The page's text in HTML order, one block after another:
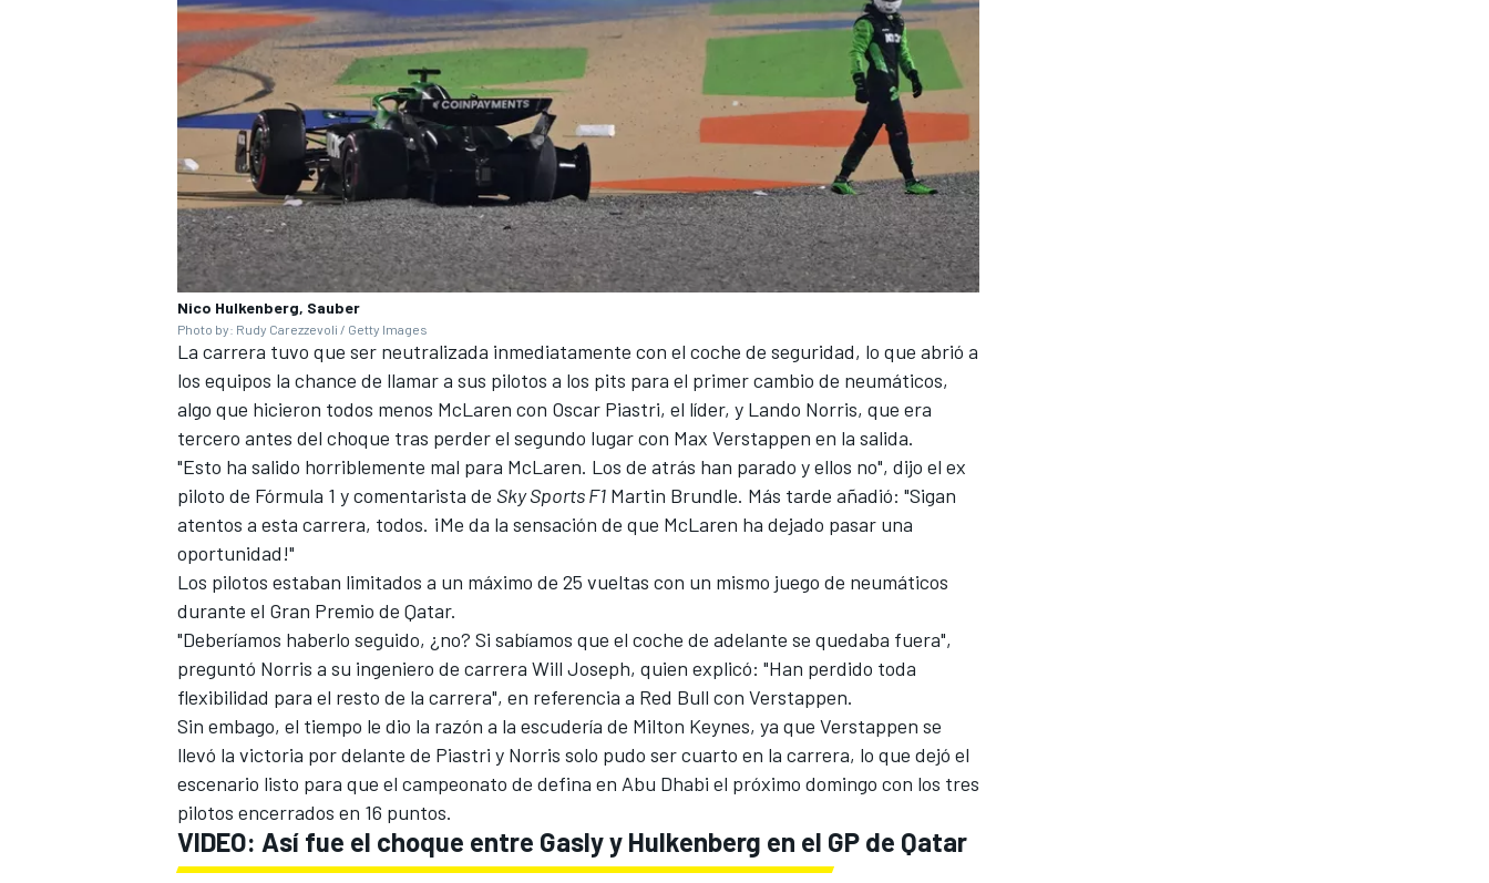
Nico Hulkenberg, Sauber
Photo by: Rudy Carezzevoli / Getty Images
La carrera tuvo que ser neutralizada inmediatamente con el coche de seguridad, lo que abrió a
los equipos la chance de llamar a sus pilotos a los pits para el primer cambio de neumáticos,
algo que hicieron todos menos McLaren con Oscar Piastri, el líder, y Lando Norris, que era
tercero antes del choque tras perder el segundo lugar con Max Verstappen en la salida.
"Esto ha salido horriblemente mal para McLaren. Los de atrás han parado y ellos no", dijo el ex
piloto de Fórmula 1 y comentarista de Sky Sports F1 Martin Brundle. Más tarde añadió: "Sigan
atentos a esta carrera, todos. ¡Me da la sensación de que McLaren ha dejado pasar una
oportunidad!"
Los pilotos estaban limitados a un máximo de 25 vueltas con un mismo juego de neumáticos
durante el Gran Premio de Qatar.
"Deberíamos haberlo seguido, ¿no? Si sabíamos que el coche de adelante se quedaba fuera",
preguntó Norris a su ingeniero de carrera Will Joseph, quien explicó: "Han perdido toda
flexibilidad para el resto de la carrera", en referencia a Red Bull con Verstappen.
Sin embago, el tiempo le dio la razón a la escudería de Milton Keynes, ya que Verstappen se
llevó la victoria por delante de Piastri y Norris solo pudo ser cuarto en la carrera, lo que dejó el
escenario listo para que el campeonato de defina en Abu Dhabi el próximo domingo con los tres
pilotos encerrados en 16 puntos.
VIDEO: Así fue el choque entre Gasly y Hulkenberg en el GP de Qatar